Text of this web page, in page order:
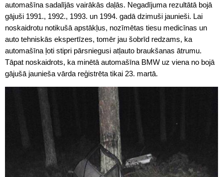
automašīna sadalījās vairākās daļās. Negadījuma rezultātā bojā
gājuši 1991., 1992., 1993. un 1994. gadā dzimuši jaunieši. Lai
noskaidrotu notikušā apstākļus, nozīmētas tiesu medicīnas un
auto tehniskās ekspertīzes, tomēr jau šobrīd redzams, ka
automašīna ļoti stipri pārsniegusi atļauto braukšanas ātrumu.
Tāpat noskaidrots, ka minētā automašīna BMW uz viena no bojā
gājušā jaunieša vārda reģistrēta tikai 23. martā.